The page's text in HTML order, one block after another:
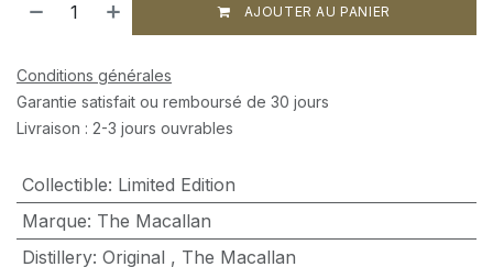
AJOUTER AU PANIER
Conditions générales
Garantie satisfait ou remboursé de 30 jours
Livraison : 2-3 jours ouvrables
Collectible: Limited Edition
Marque: The Macallan
Distillery: Original , The Macallan